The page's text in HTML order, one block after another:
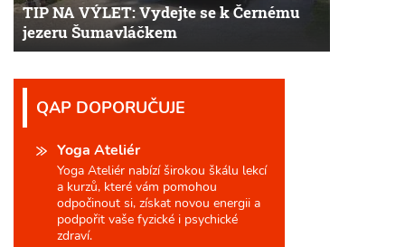
TIP NA VÝLET: Vydejte se k Černému
jezeru Šumavláčkem
QAP DOPORUČUJE
Yoga Ateliér
Yoga Ateliér nabízí širokou škálu lekcí
a kurzů, které vám pomohou
odpočinout si, získat novou energii a
podpořit vaše fyzické i psychické
zdraví.